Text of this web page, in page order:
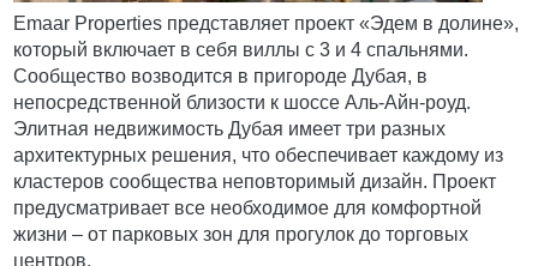
Emaar Properties представляет проект «Эдем в долине»,
который включает в себя виллы с 3 и 4 спальнями.
Сообщество возводится в пригороде Дубая, в
непосредственной близости к шоссе Аль-Айн-роуд.
Элитная недвижимость Дубая имеет три разных
архитектурных решения, что обеспечивает каждому из
кластеров сообщества неповторимый дизайн. Проект
предусматривает все необходимое для комфортной
жизни ‒ от парковых зон для прогулок до торговых
центров.